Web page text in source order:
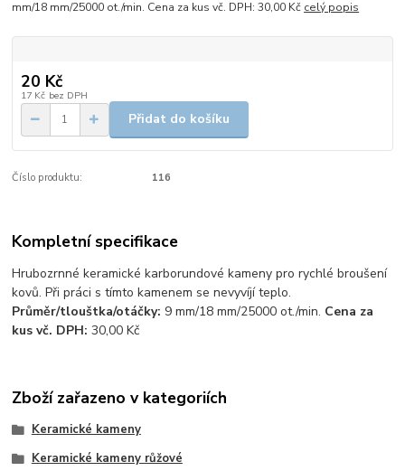
mm/18 mm/25000 ot./min. Cena za kus vč. DPH: 30,00 Kč celý popis
20 Kč
17 Kč bez DPH
Přidat do košíku
Číslo produktu: 116
Kompletní specifikace
Hrubozrnné keramické karborundové kameny pro rychlé broušení
kovů. Při práci s tímto kamenem se nevyvíjí teplo.
Průměr/tlouštka/otáčky: 9 mm/18 mm/25000 ot./min. Cena za
kus vč. DPH: 30,00 Kč
Zboží zařazeno v kategoriích
Keramické kameny
Keramické kameny růžové